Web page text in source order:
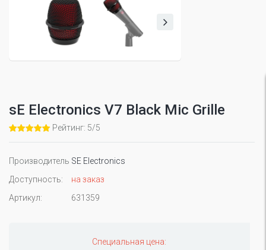
sE Electronics V7 Black Mic Grille
Рейтинг: 5/5
Производитель SE Electronics
Доступность:
на заказ
Артикул:
631359
Специальная цена: